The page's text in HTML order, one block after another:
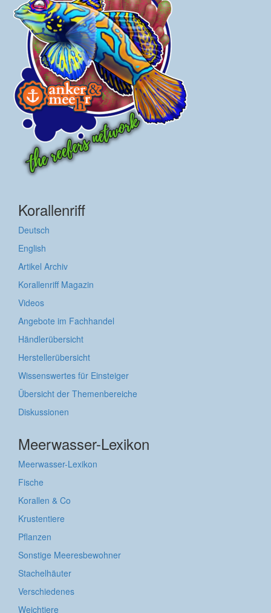
Korallenriff
Deutsch
English
Artikel Archiv
Korallenriff Magazin
Videos
Angebote im Fachhandel
Händlerübersicht
Herstellerübersicht
Wissenswertes für Einsteiger
Übersicht der Themenbereiche
Diskussionen
Meerwasser-Lexikon
Meerwasser-Lexikon
Fische
Korallen & Co
Krustentiere
Pflanzen
Sonstige Meeresbewohner
Stachelhäuter
Verschiedenes
Weichtiere